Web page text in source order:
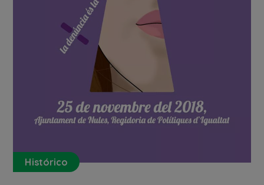
Histórico